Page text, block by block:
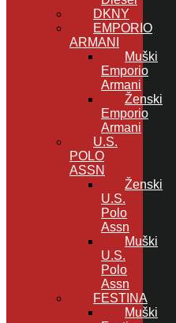
DKNY
EMPORIO
ARMANI
Muški
Emporio
Armani
Ženski
Emporio
Armani
U.S.
POLO
ASSN
Ženski
U.S.
Polo
Assn
Muški
U.S.
Polo
Assn
FESTINA
Muški